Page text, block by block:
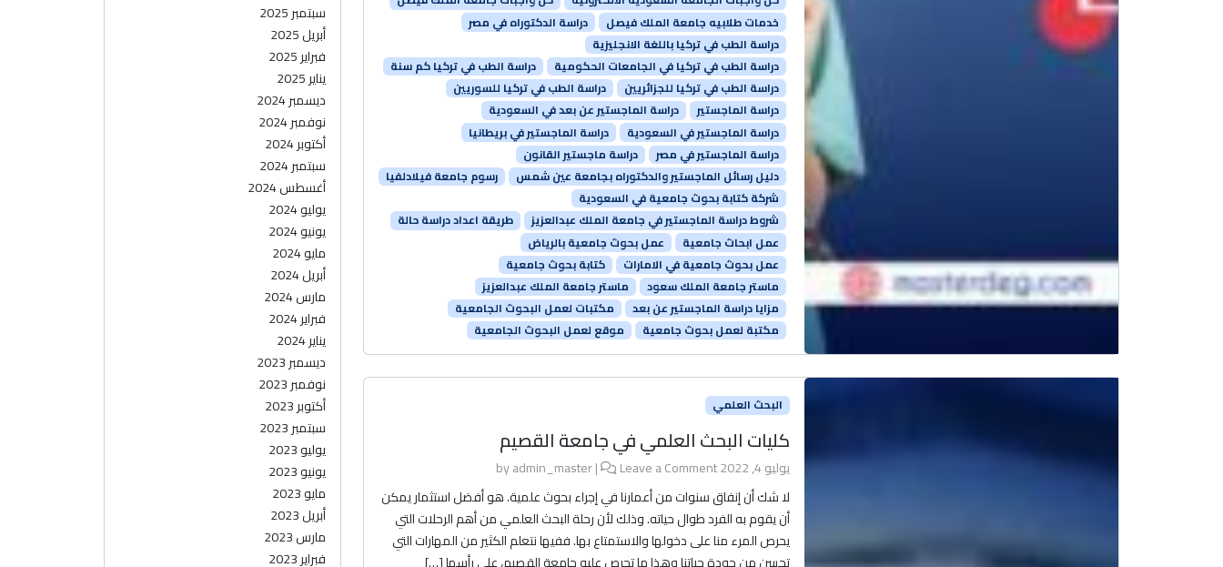
خدمات طلابيه جامعة الملك فيصل
دراسة الدكتوراه في مصر
دراسة الطب في تركيا باللغة الانجليزية
دراسة الطب في تركيا في الجامعات الحكومية
دراسة الطب في تركيا كم سنة
دراسة الطب في تركيا للجزائريين
دراسة الطب في تركيا للسوريين
دراسة الماجستير
دراسة الماجستير عن بعد في السعودية
دراسة الماجستير في السعودية
دراسة الماجستير في بريطانيا
دراسة الماجستير في مصر
دراسة ماجستير القانون
دليل رسائل الماجستير والدكتوراه بجامعة عين شمس
رسوم جامعة فيلادلفيا
شركة كتابة بحوث جامعية في السعودية
شروط دراسة الماجستير في جامعة الملك عبدالعزيز
طريقة اعداد دراسة حالة
عمل ابحاث جامعية
عمل بحوث جامعية بالرياض
عمل بحوث جامعية في الامارات
كتابة بحوث جامعية
ماستر جامعة الملك سعود
ماستر جامعة الملك عبدالعزيز
مزايا دراسة الماجستير عن بعد
مكتبات لعمل البحوث الجامعية
مكتبة لعمل بحوث جامعية
موقع لعمل البحوث الجامعية
البحث العلمي
كليات البحث العلمي في جامعة القصيم
يوليو 4, 2022 by
admin_master|
Leave a Comment
لا شك أن إنفاق سنوات من أعمارنا في إجراء بحوث علمية. هو أفضل استثمار يمكن
أن يقوم به الفرد طوال حياته. وذلك لأن رحلة البحث العلمي من أهم الرحلات التي
يحرص المرء منا على دخولها والاستمتاع بها. ففيها نتعلم الكثير من المهارات التي
تحسن من جودة حياتنا وهذا ما تحرص عليه جامعة القصيم، على رأسها […]
سبتمبر 2025
أبريل 2025
فبراير 2025
يناير 2025
ديسمبر 2024
نوفمبر 2024
أكتوبر 2024
سبتمبر 2024
أغسطس 2024
يوليو 2024
يونيو 2024
مايو 2024
أبريل 2024
مارس 2024
فبراير 2024
يناير 2024
ديسمبر 2023
نوفمبر 2023
أكتوبر 2023
سبتمبر 2023
يوليو 2023
يونيو 2023
مايو 2023
أبريل 2023
مارس 2023
فبراير 2023